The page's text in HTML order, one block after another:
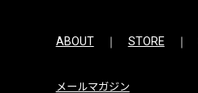
ABOUT STORE
メールマガジン